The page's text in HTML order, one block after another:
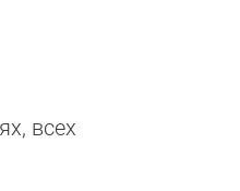
всех